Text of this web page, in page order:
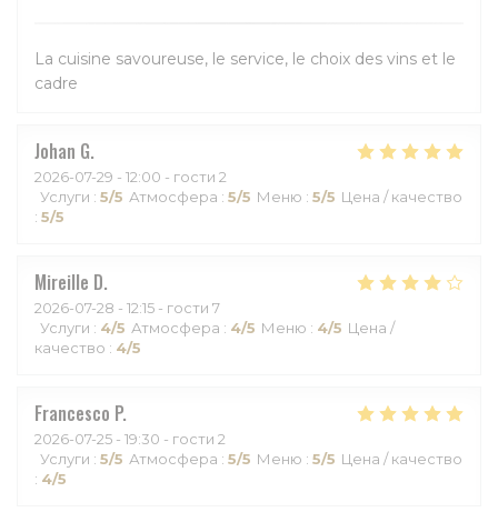
La cuisine savoureuse, le service, le choix des vins et le
cadre
Johan G
2026-07-29 - 12:00 - гости 2
Услуги : 5/5 Атмосфера : 5/5 Меню : 5/5 Цена / качество
: 5/5
Mireille D
2026-07-28 - 12:15 - гости 7
Услуги : 4/5 Атмосфера : 4/5 Меню : 4/5 Цена /
качество : 4/5
Francesco P
2026-07-25 - 19:30 - гости 2
Услуги : 5/5 Атмосфера : 5/5 Меню : 5/5 Цена / качество
: 4/5